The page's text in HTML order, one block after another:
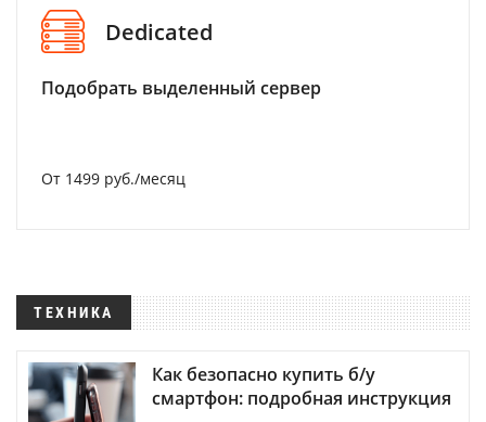
Dedicated
Подобрать выделенный сервер
От 1499 руб./месяц
ТЕХНИКА
Как безопасно купить б/у
смартфон: подробная инструкция